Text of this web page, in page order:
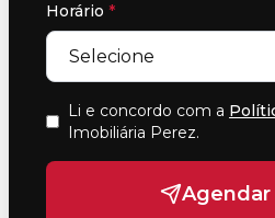
Horário *
Li e concordo com a
Imobiliária Perez.
Agendar